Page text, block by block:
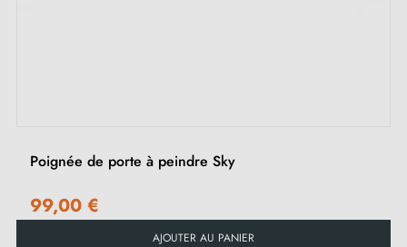
Poignée de porte à peindre Sky
99,00 €
AJOUTER AU PANIER